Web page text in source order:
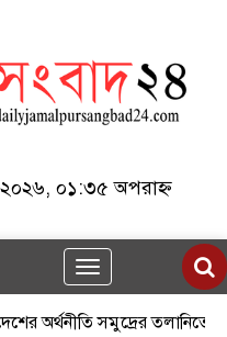
০১:৩৫ অপরাহ্ন
Toggle
navigation
অর্থনীতি সমুদ্রের তলানিতে